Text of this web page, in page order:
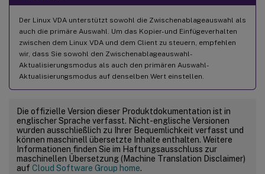
Der Linux VDA unterstützt sowohl die Zwischenablageauswahl als
auch die primäre Auswahl. Um das Kopier- und Einfügeverhalten
zwischen dem Linux VDA und dem Client zu steuern, empfehlen
wir, dass Sie sowohl den Zwischenablageauswahl-
Aktualisierungsmodus als auch den primären Auswahl-
Aktualisierungsmodus auf denselben Wert einstellen.
Die offizielle Version dieser Produktdokumentation ist in
englischer Sprache verfasst. Nicht-englische Versionen
wurden ausschließlich zu Ihrer Bequemlichkeit verfasst und
können maschinell übersetzte Inhalte enthalten. Weitere
Informationen finden Sie im Haftungsausschluss zur
maschinellen Übersetzung (Machine Translation Disclaimer)
auf Cloud Software Group home.